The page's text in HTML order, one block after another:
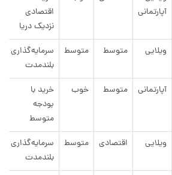
آپارتمانی
اقتصادی
نزدیک دریا
ویلایی متوسط متوسط
سرمایه‌گذاری
بلندمدت
آپارتمانی متوسط خوب
خرید با
بودجه
متوسط
ویلایی اقتصادی متوسط
سرمایه‌گذاری
بلندمدت